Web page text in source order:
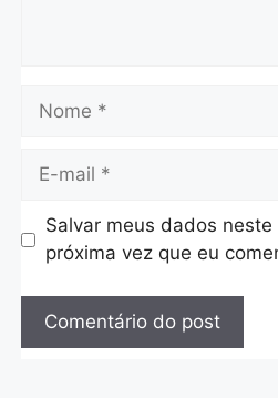
Salvar meus dados
próxima vez que eu